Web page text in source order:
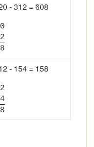
- 312 = 608
0
2
8
- 154 = 158
2
4
8